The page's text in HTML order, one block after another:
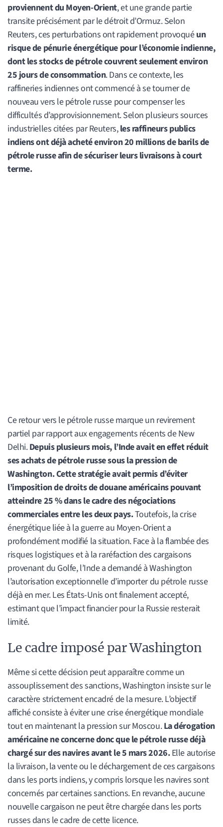
proviennent du Moyen-Orient, et une grande partie
transite précisément par le détroit d’Ormuz. Selon
Reuters, ces perturbations ont rapidement provoquéun
risque de pénurie énergétique pour l’économie indienne,
dont les stocks de pétrole couvrent seulement environ
25 jours de consommation. Dans ce contexte, les
raffineries indiennes ont commencé à se tourner de
nouveau vers le pétrole russe pour compenser les
difficultés d’approvisionnement. Selon plusieurs sources
industrielles citées par Reuters,les raffineurs publics
indiens ont déjà acheté environ 20 millions de barils de
pétrole russe afin de sécuriser leurs livraisons à court
terme.
Ce retour vers le pétrole russe marque un revirement
partiel par rapport aux engagements récents de New
Delhi.Depuis plusieurs mois, l’Inde avait en effet réduit
ses achats de pétrole russe sous la pression de
Washington. Cette stratégie avait permis d’éviter
l’imposition de droits de douane américains pouvant
atteindre 25 % dans le cadre des négociations
commerciales entre les deux pays.Toutefois, la crise
énergétique liée à la guerre au Moyen-Orient a
profondément modifié la situation. Face à la flambée des
risques logistiques et à la raréfaction des cargaisons
provenant du Golfe, l’Inde a demandé à Washington
l’autorisation exceptionnelle d’importer du pétrole russe
déjà en mer. Les États-Unis ont finalement accepté,
estimant que l’impact financier pour la Russie resterait
limité.
Le cadre imposé par Washington
Même si cette décision peut apparaître comme un
assouplissement des sanctions, Washington insiste sur le
caractère strictement encadré de la mesure. L’objectif
affiché consiste à éviter une crise énergétique mondiale
tout en maintenant la pression sur Moscou.La dérogation
américaine ne concerne donc que le pétrole russe déjà
chargé sur des navires avant le 5 mars 2026.Elle autorise
la livraison, la vente ou le déchargement de ces cargaisons
dans les ports indiens, y compris lorsque les navires sont
concernés par certaines sanctions. En revanche, aucune
nouvelle cargaison ne peut être chargée dans les ports
russes dans le cadre de cette licence.